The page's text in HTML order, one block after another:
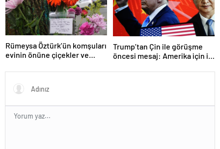
Rümeysa Öztürk’ün komşuları
evinin önüne çiçekler ve
Trump’tan Çin ile görüşme
öncesi mesaj: Amerika için iyi